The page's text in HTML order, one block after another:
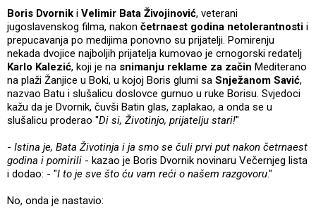
Boris Dvornik i Velimir Bata Živojinović, veterani
jugoslavenskog filma, nakon četrnaest godina netolerantnosti i
prepucavanja po medijima ponovno su prijatelji. Pomirenju
nekada dvojice najboljih prijatelja kumovao je crnogorski redatelj
Karlo Kalezić, koji je na snimanju reklame za začin Mediterano
na plaži Žanjice u Boki, u kojoj Boris glumi sa Snježanom Savić,
nazvao Batu i slušalicu doslovce gurnuo u ruke Borisu. Svjedoci
kažu da je Dvornik, čuvši Batin glas, zaplakao, a onda se u
slušalicu proderao "Di si, Životinjo, prijatelju stari!"
- Istina je, Bata Životinja i ja smo se čuli prvi put nakon četrnaest
godina i pomirili - kazao je Boris Dvornik novinaru Večernjeg lista
i dodao: - "I to je sve što ću vam reći o našem razgovoru."
No, onda je nastavio: